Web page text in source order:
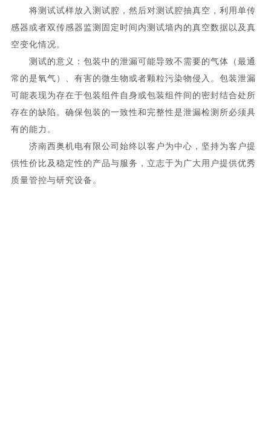
将测试试样放入测试腔，然后对测试腔抽真空，利用单传
感器或者双传感器监测固定时间内测试墙内的真空数据以及真
空变化情况。
测试的意义：包装中的泄漏可能导致不需要的气体（最通
常的是氧气）、有害的微生物或者颗粒污染物侵入。包装泄漏
可能表现为存在于包装组件自身或包装组件间的密封结合处所
存在的缺陷。确保包装的一致性和完整性是泄漏检测所必须具
有的能力。
济南西奥机电有限公司始终以客户为中心，坚持为客户提
供性价比及稳定性的产品与服务，立志于为广大用户提供优秀
质量管控与研究设备。